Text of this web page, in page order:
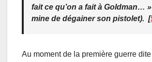
fait ce qu’on a fait à Goldman…
mine de dégainer son pistolet). [
Au moment de la première guerre